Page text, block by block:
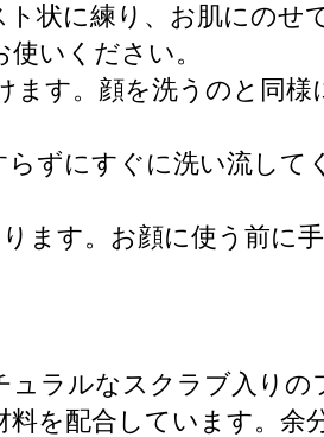
状に練り、お肌にのせ
いください。
す。顔を洗うのと同
ずにすぐに洗い流して
ます。お顔に使う前に
ラルなスクラブ入りの
を配合しています。余